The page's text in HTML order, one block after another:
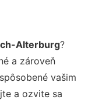
Alterburg?
a zároveň
vašim
a ozvite sa